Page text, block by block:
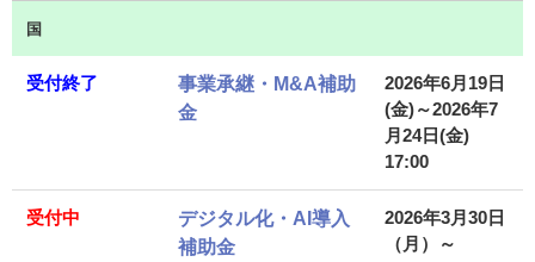
国
受付終了
事業承継・M&A補助
金
2026年6月19日
(金)～2026年7
月24日(金)
17:00
受付中
デジタル化・AI導入
補助金
2026年3月30日
（月）～